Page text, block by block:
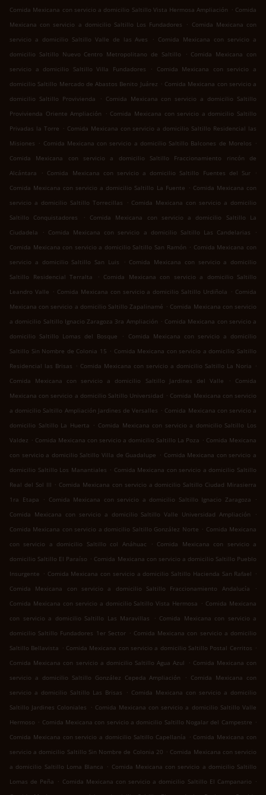
Comida Mexicana con servicio a domicilio Saltillo Vista Hermosa Ampliación . Comida
Mexicana con servicio a domicilio Saltillo Los Fundadores
. Comida Mexicana con
servicio a domicilio Saltillo Valle de las Aves
. Comida Mexicana con servicio a
domicilio Saltillo Nuevo Centro Metropolitano de Saltillo
. Comida Mexicana con
servicio a domicilio Saltillo Villa Fundadores
.
Comida Mexicana con servicio a
domicilio Saltillo Mercado de Abastos Benito Juárez . Comida Mexicana con servicio a
domicilio Saltillo Provivienda
. Comida Mexicana con servicio a domicilio Saltillo
Provivienda Oriente Ampliación
. Comida Mexicana con servicio a domicilio Saltillo
Privadas la Torre . Comida Mexicana con servicio a domicilio Saltillo Residencial las
Misiones . Comida Mexicana con servicio a domicilio Saltillo Balcones de Morelos .
Comida Mexicana con servicio a domicilio Saltillo Fraccionamiento rincón de
Alcántara
. Comida Mexicana con servicio a domicilio Saltillo Fuentes del Sur
.
Comida Mexicana con servicio a domicilio Saltillo La Fuente . Comida Mexicana con
servicio a domicilio Saltillo Torrecillas
. Comida Mexicana con servicio a domicilio
Saltillo Conquistadores
.
Comida Mexicana con servicio a domicilio Saltillo La
Ciudadela
. Comida Mexicana con servicio a domicilio Saltillo Las Candelarias
.
Comida Mexicana con servicio a domicilio Saltillo San Ramón . Comida Mexicana con
servicio a domicilio Saltillo San Luis
. Comida Mexicana con servicio a domicilio
Saltillo Residencial Terralta
. Comida Mexicana con servicio a domicilio Saltillo
Leandro Valle . Comida Mexicana con servicio a domicilio Saltillo Urdiñola . Comida
Mexicana con servicio a domicilio Saltillo Zapalinamé . Comida Mexicana con servicio
a domicilio Saltillo Ignacio Zaragoza 3ra Ampliación . Comida Mexicana con servicio a
domicilio Saltillo Lomas del Bosque
.
Comida Mexicana con servicio a domicilio
Saltillo Sin Nombre de Colonia 15 . Comida Mexicana con servicio a domicilio Saltillo
Residencial las Brisas . Comida Mexicana con servicio a domicilio Saltillo La Noria .
Comida Mexicana con servicio a domicilio Saltillo Jardines del Valle
.
Comida
Mexicana con servicio a domicilio Saltillo Universidad . Comida Mexicana con servicio
a domicilio Saltillo Ampliación Jardines de Versalles . Comida Mexicana con servicio a
domicilio Saltillo La Huerta . Comida Mexicana con servicio a domicilio Saltillo Los
Valdez . Comida Mexicana con servicio a domicilio Saltillo La Poza . Comida Mexicana
con servicio a domicilio Saltillo Villa de Guadalupe . Comida Mexicana con servicio a
domicilio Saltillo Los Manantiales . Comida Mexicana con servicio a domicilio Saltillo
Real del Sol III . Comida Mexicana con servicio a domicilio Saltillo Ciudad Mirasierra
1ra Etapa
. Comida Mexicana con servicio a domicilio Saltillo Ignacio Zaragoza
.
Comida Mexicana con servicio a domicilio Saltillo Valle Universidad Ampliación
.
Comida Mexicana con servicio a domicilio Saltillo González Norte . Comida Mexicana
con servicio a domicilio Saltillo col Anáhuac
. Comida Mexicana con servicio a
domicilio Saltillo El Paraíso . Comida Mexicana con servicio a domicilio Saltillo Pueblo
Insurgente . Comida Mexicana con servicio a domicilio Saltillo Hacienda San Rafael .
Comida Mexicana con servicio a domicilio Saltillo Fraccionamiento Andalucía
.
Comida Mexicana con servicio a domicilio Saltillo Vista Hermosa . Comida Mexicana
con servicio a domicilio Saltillo Las Maravillas
. Comida Mexicana con servicio a
domicilio Saltillo Fundadores 1er Sector . Comida Mexicana con servicio a domicilio
Saltillo Bellavista . Comida Mexicana con servicio a domicilio Saltillo Postal Cerritos .
Comida Mexicana con servicio a domicilio Saltillo Agua Azul
. Comida Mexicana con
servicio a domicilio Saltillo González Cepeda Ampliación
. Comida Mexicana con
servicio a domicilio Saltillo Las Brisas
. Comida Mexicana con servicio a domicilio
Saltillo Jardines Coloniales
. Comida Mexicana con servicio a domicilio Saltillo Valle
Hermoso . Comida Mexicana con servicio a domicilio Saltillo Nogalar del Campestre .
Comida Mexicana con servicio a domicilio Saltillo Capellanía . Comida Mexicana con
servicio a domicilio Saltillo Sin Nombre de Colonia 20 . Comida Mexicana con servicio
a domicilio Saltillo Loma Blanca . Comida Mexicana con servicio a domicilio Saltillo
Lomas de Peña . Comida Mexicana con servicio a domicilio Saltillo El Campanario .